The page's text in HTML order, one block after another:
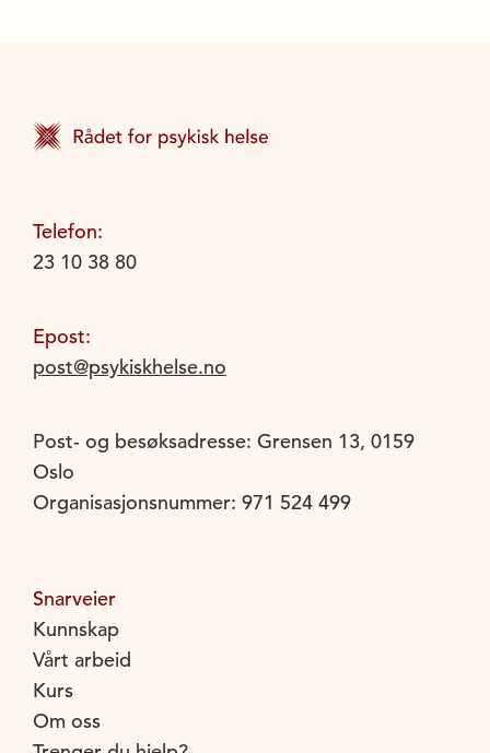
Telefon:
23 10 38 80
Epost:
post@psykiskhelse.no
Post- og besøksadresse: Grensen 13, 0159
Oslo
Organisasjonsnummer: 971 524 499
Snarveier
Kunnskap
Vårt arbeid
Kurs
Om oss